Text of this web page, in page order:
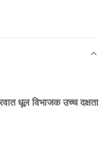
धूल विभाजक उच्च दक्षता